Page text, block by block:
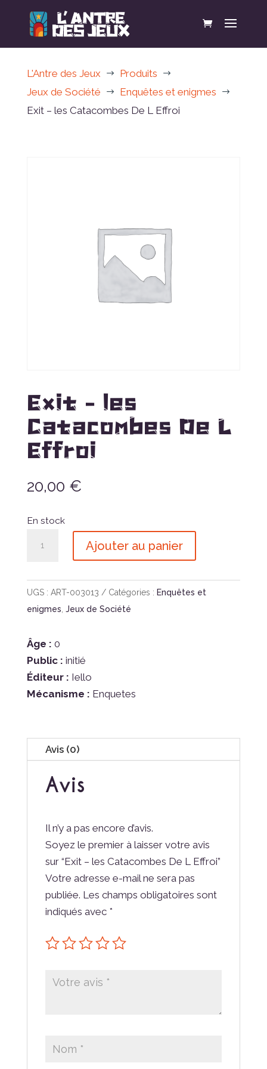
L'Antre des Jeux $ Produits $
Jeux de Société $ Enquêtes et enigmes $
Exit – les Catacombes De L Effroi
Exit – les
Catacombes De L
Effroi
20,00 €
En stock
-
les
De
L
Effroi
Ajouter au panier
UGS : ART-003013 Catégories : Enquêtes et
enigmes, Jeux de Société
Âge : 0
Public : initié
Éditeur : Iello
Mécanisme : Enquetes
Avis (0)
Avis
Il n’y a pas encore d’avis.
Soyez le premier à laisser votre avis
sur “Exit – les Catacombes De L Effroi”
Votre adresse e-mail ne sera pas
publiée. Les champs obligatoires sont
indiqués avec *